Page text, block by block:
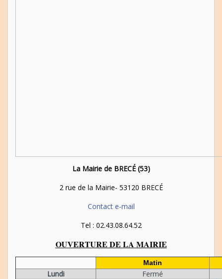
La Mairie de BRECÉ (53)
2 rue de la Mairie- 53120 BRECÉ
Contact e-mail
Tel : 02.43.08.64.52
OUVERTURE DE LA MAIRIE
Matin
Lundi Fermé